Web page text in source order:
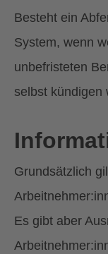
Besteht ein
System, wenn
unbefristeten
selbst kündigen
Grundsätzlich
Es gibt aber